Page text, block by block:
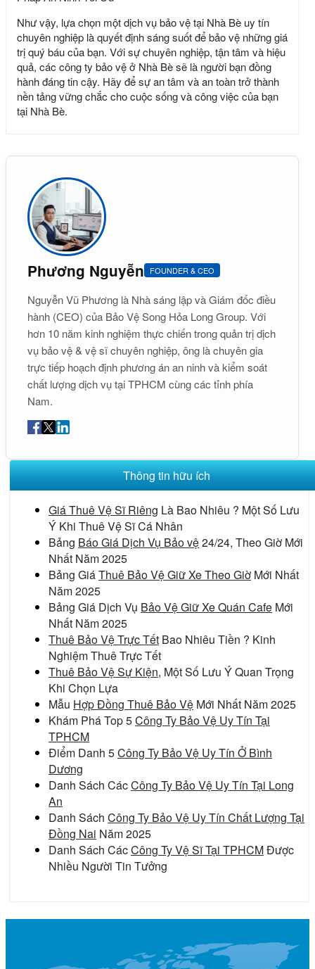
Như vậy, lựa chọn một dịch vụ bảo vệ tại Nhà Bè uy tín
chuyên nghiệp là quyết định sáng suốt để bảo vệ những giá
trị quý báu của bạn. Với sự chuyên nghiệp, tận tâm và hiệu
quả, các công ty bảo vệ ở Nhà Bè sẽ là người bạn đồng
hành đáng tin cậy. Hãy để sự an tâm và an toàn trở thành
nền tảng vững chắc cho cuộc sống và công việc của bạn
tại Nhà Bè.
Phương Nguyễn FOUNDER & CEO
Nguyễn Vũ Phương là Nhà sáng lập và Giám đốc điều
hành (CEO) của Bảo Vệ Song Hỏa Long Group. Với
hơn 10 năm kinh nghiệm thực chiến trong quản trị dịch
vụ bảo vệ & vệ sĩ chuyên nghiệp, ông là chuyên gia
trực tiếp hoạch định phương án an ninh và kiểm soát
chất lượng dịch vụ tại TPHCM cùng các tỉnh phía
Nam.
Thông tin hữu ích
Giá Thuê Vệ Sĩ Riêng Là Bao Nhiêu ? Một Số Lưu
Ý Khi Thuê Vệ Sĩ Cá Nhân
Bảng Báo Giá Dịch Vụ Bảo vệ24/24, Theo Giờ Mới
Nhất Năm 2025
Bảng GiáThuê Bảo Vệ Giữ Xe Theo Giờ Mới Nhất
Năm 2025
Bảng Giá Dịch Vụ Bảo Vệ Giữ Xe Quán Cafe Mới
Nhất Năm 2025
Thuê Bảo Vệ Trực Tết Bao Nhiêu Tiền ? Kinh
Nghiệm Thuê Trực Tết
Thuê Bảo Vệ Sự Kiện, Một Số Lưu Ý Quan Trọng
Khi Chọn Lựa
Mẫu Hợp Đồng Thuê Bảo Vệ Mới Nhất Năm 2025
Khám Phá Top 5Công Ty Bảo Vệ Uy Tín Tại
TPHCM
Điểm Danh 5Công Ty Bảo Vệ Uy Tín Ở Bình
Dương
Danh Sách CácCông Ty Bảo Vệ Uy Tín Tại Long
An
Danh Sách Công Ty Bảo Vệ Uy Tín Chất Lượng Tại
Đồng Nai Năm 2025
Danh Sách CácCông Ty Vệ Sĩ Tại TPHCMĐược
Nhiều Người Tin Tưởng